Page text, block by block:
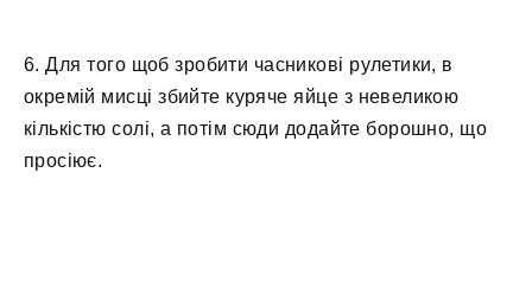
6. Для того щоб зробити часникові рулетики, в
окремій мисці збийте куряче яйце з невеликою
кількістю солі, а потім сюди додайте борошно, що
просіює.